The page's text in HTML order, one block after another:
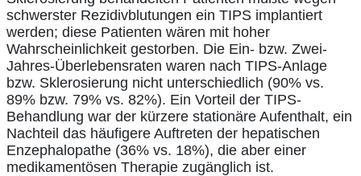
schwerster Rezidivblutungen ein TIPS implantiert
werden; diese Patienten wären mit hoher
Wahrscheinlichkeit gestorben. Die Ein- bzw. Zwei-
Jahres-Überlebensraten waren nach TIPS-Anlage
bzw. Sklerosierung nicht unterschiedlich (90% vs.
89% bzw. 79% vs. 82%). Ein Vorteil der TIPS-
Behandlung war der kürzere stationäre Aufenthalt, ein
Nachteil das häufigere Auftreten der hepatischen
Enzephalopathe (36% vs. 18%), die aber einer
medikamentösen Therapie zugänglich ist.